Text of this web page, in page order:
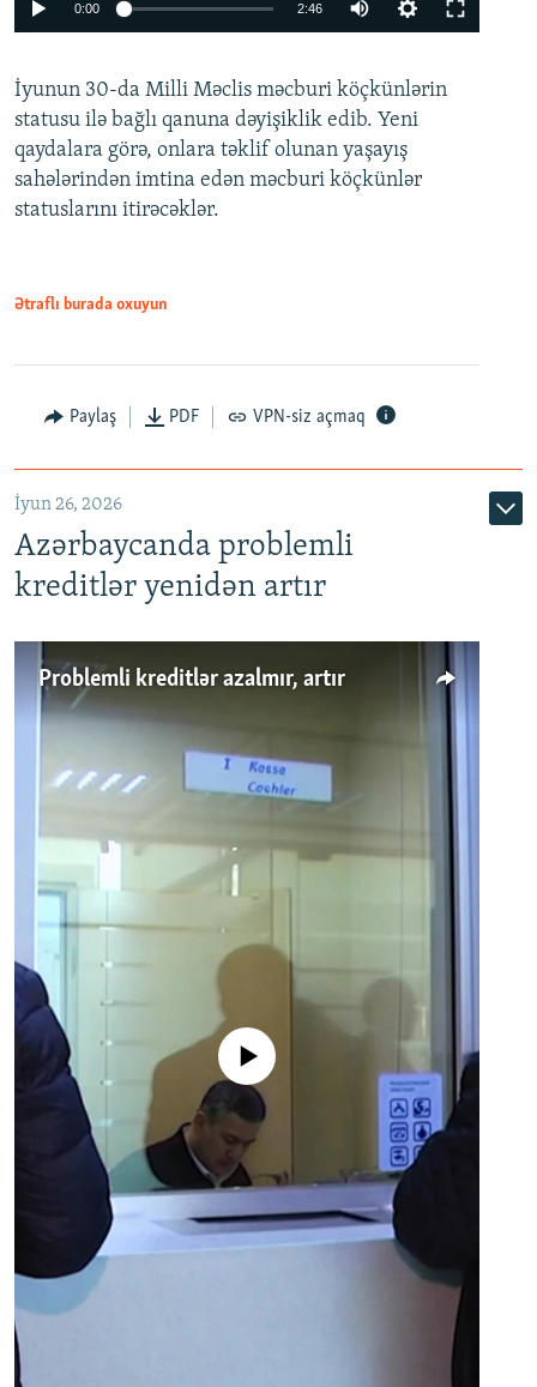
Auto 240p 360p 480p
720p 1080p
0:00 2:46
360p
480p
720p
İyunun 30-da Milli Məclis məcburi köçkünlərin
statusu ilə bağlı qanuna dəyişiklik edib. Yeni
qaydalara görə, onlara təklif olunan yaşayış
sahələrindən imtina edən məcburi köçkünlər
statuslarını itirəcəklər.
Ətraflı burada oxuyun
Paylaş PDF VPN-siz açmaq
İyun 26, 2026
Azərbaycanda problemli
kreditlər yenidən artır
Problemli kreditlər azalmır, artır
No media source currently available